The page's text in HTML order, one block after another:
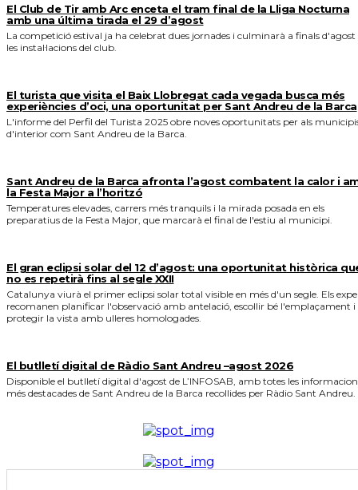
El Club de Tir amb Arc enceta el tram final de la Lliga Nocturna
amb una última tirada el 29 d’agost
La competició estival ja ha celebrat dues jornades i culminarà a finals d'agost
les instal·lacions del club.
El turista que visita el Baix Llobregat cada vegada busca més
experiències d’oci, una oportunitat per Sant Andreu de la Barca
L'informe del Perfil del Turista 2025 obre noves oportunitats per als
d'interior com Sant Andreu de la Barca.
Sant Andreu de la Barca afronta l’agost combatent la calor i
la Festa Major a l’horitzó
Temperatures elevades, carrers més tranquils i la mirada posada en els
preparatius de la Festa Major, que marcarà el final de l'estiu al municipi.
El gran eclipsi solar del 12 d’agost: una oportunitat històrica
no es repetirà fins al segle XXII
Catalunya viurà el primer eclipsi solar total visible en més d'un segle. Els
recomanen planificar l'observació amb antelació, escollir bé l'emplaçament i
protegir la vista amb ulleres homologades.
El butlletí digital de Ràdio Sant Andreu –agost 2026
Disponible el butlletí digital d'agost de L’INFOSAB, amb totes les
més destacades de Sant Andreu de la Barca recollides per Ràdio Sant Andreu.